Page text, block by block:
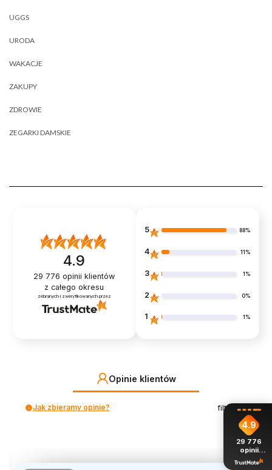
UGGS
URODA
WAKACJE
ZAKUPY
ZDROWIE
ZEGARKI DAMSKIE
4.9
29 776 opinii klientów
z całego okresu
zebranych i zweryfikowanych przez
5 88%
4 11%
3 1%
2 0%
1 1%
Opinie klientów
filtry
Jak zbieramy opinie?
4.9
29 776
opinii
z całego
okresu